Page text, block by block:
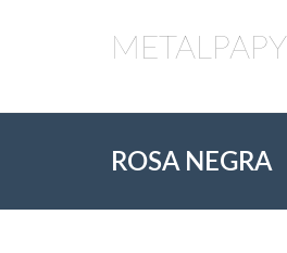
METALPAPY
ROSA NEGRA